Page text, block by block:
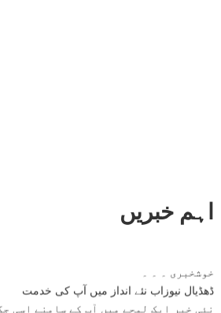
اہم خبریں
ڈھڈیال نیوزاب نئے انداز میں آپ کی خدمت
نئی خبر ایک لمحے میں آپ کے سامنے اسی